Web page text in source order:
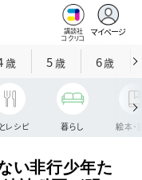
講談社
コクリコ
マイページ
歳 5歳 6歳
レシピ 暮らし 絵本・
い非行少年た